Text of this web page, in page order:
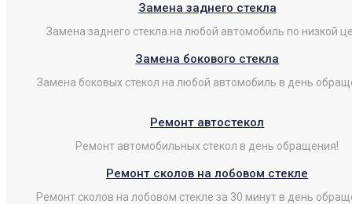
Замена заднего стекла
Замена заднего стекла на любой автомобиль по низкой
Замена бокового стекла
Замена боковых стекол на любой автомобиль в день
Ремонт автостекол
Ремонт автомобильных стекол в день обращения!
Ремонт сколов на лобовом стекле
Ремонт сколов на лобовом стекле за 30 минут в день